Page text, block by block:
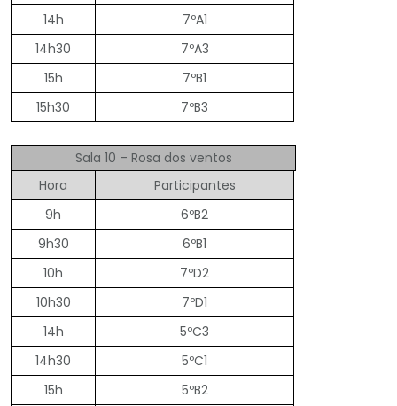
14h
7ºA1
14h30
7ºA3
15h
7ºB1
15h30
7ºB3
Sala 10 – Rosa dos ventos
Hora
Participantes
9h
6ºB2
9h30
6ºB1
10h
7ºD2
10h30
7ºD1
14h
5ºC3
14h30
5ºC1
15h
5ºB2